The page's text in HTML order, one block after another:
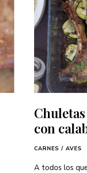
con
CARNES / AVES
A todos los